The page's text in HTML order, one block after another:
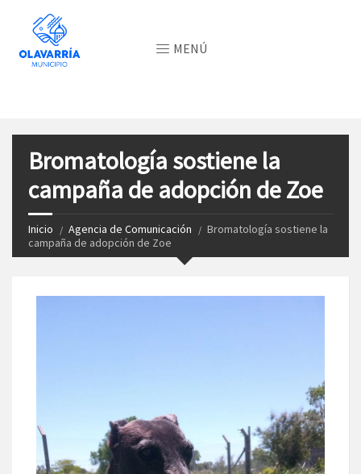
MENÚ
Bromatología sostiene la
campaña de adopción de Zoe
Inicio Agencia de Comunicación
Bromatología sostiene la
campaña de adopción de Zoe